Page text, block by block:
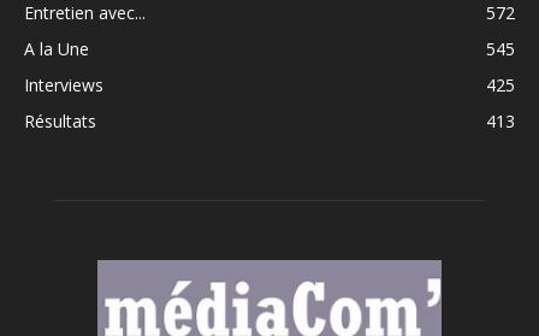
Entretien avec...
572
A la Une
545
Interviews
425
Résultats
413